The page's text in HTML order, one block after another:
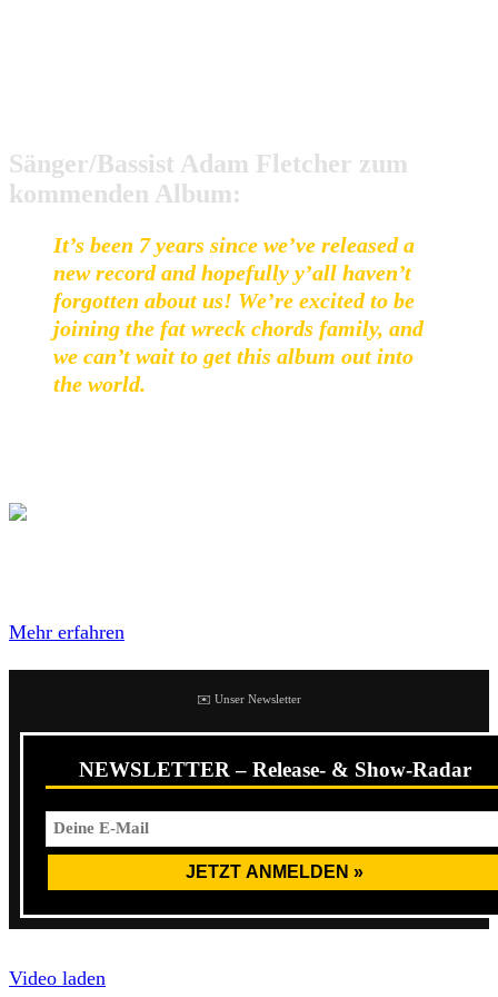
Sänger/Bassist Adam Fletcher zum
kommenden Album:
It’s been 7 years since we’ve released a
new record and hopefully y’all haven’t
forgotten about us! We’re excited to be
joining the fat wreck chords family, and
we can’t wait to get this album out into
the world.
Mehr erfahren
✉️ Unser Newsletter
NEWSLETTER – Release- & Show-Radar
Video laden